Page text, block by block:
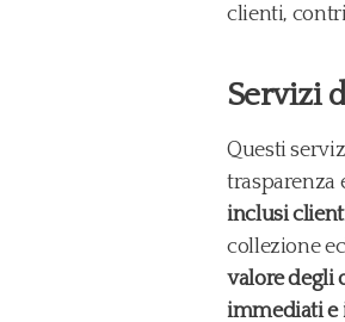
clienti,
Servizi
Questi
trasparenza
inclusi
collezione
valore degli
immediati e